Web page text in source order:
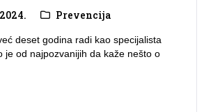
Prevencija
deset godina radi kao specijalista
je od najpozvanijih da kaže nešto o